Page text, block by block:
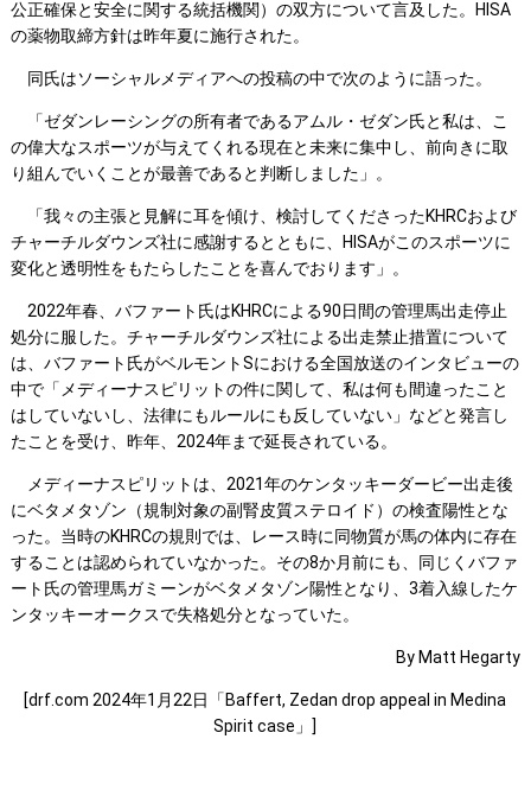
公正確保と安全に関する統括機関）の双方について言及した。HISA
の薬物取締方針は昨年夏に施行された。
同氏はソーシャルメディアへの投稿の中で次のように語った。
「ゼダンレーシングの所有者であるアムル・ゼダン氏と私は、こ
の偉大なスポーツが与えてくれる現在と未来に集中し、前向きに取
り組んでいくことが最善であると判断しました」。
「我々の主張と見解に耳を傾け、検討してくださったKHRCおよび
チャーチルダウンズ社に感謝するとともに、HISAがこのスポーツに
変化と透明性をもたらしたことを喜んでおります」。
2022年春、バファート氏はKHRCによる90日間の管理馬出走停止
処分に服した。チャーチルダウンズ社による出走禁止措置について
は、バファート氏がベルモントSにおける全国放送のインタビューの
中で「メディーナスピリットの件に関して、私は何も間違ったこと
はしていないし、法律にもルールにも反していない」などと発言し
たことを受け、昨年、2024年まで延長されている。
メディーナスピリットは、2021年のケンタッキーダービー出走後
にベタメタゾン（規制対象の副腎皮質ステロイド）の検査陽性とな
った。当時のKHRCの規則では、レース時に同物質が馬の体内に存在
することは認められていなかった。その8か月前にも、同じくバファ
ート氏の管理馬ガミーンがベタメタゾン陽性となり、3着入線したケ
ンタッキーオークスで失格処分となっていた。
By Matt Hegarty
[drf.com 2024年1月22日「Baffert, Zedan drop appeal in Medina
Spirit case」]